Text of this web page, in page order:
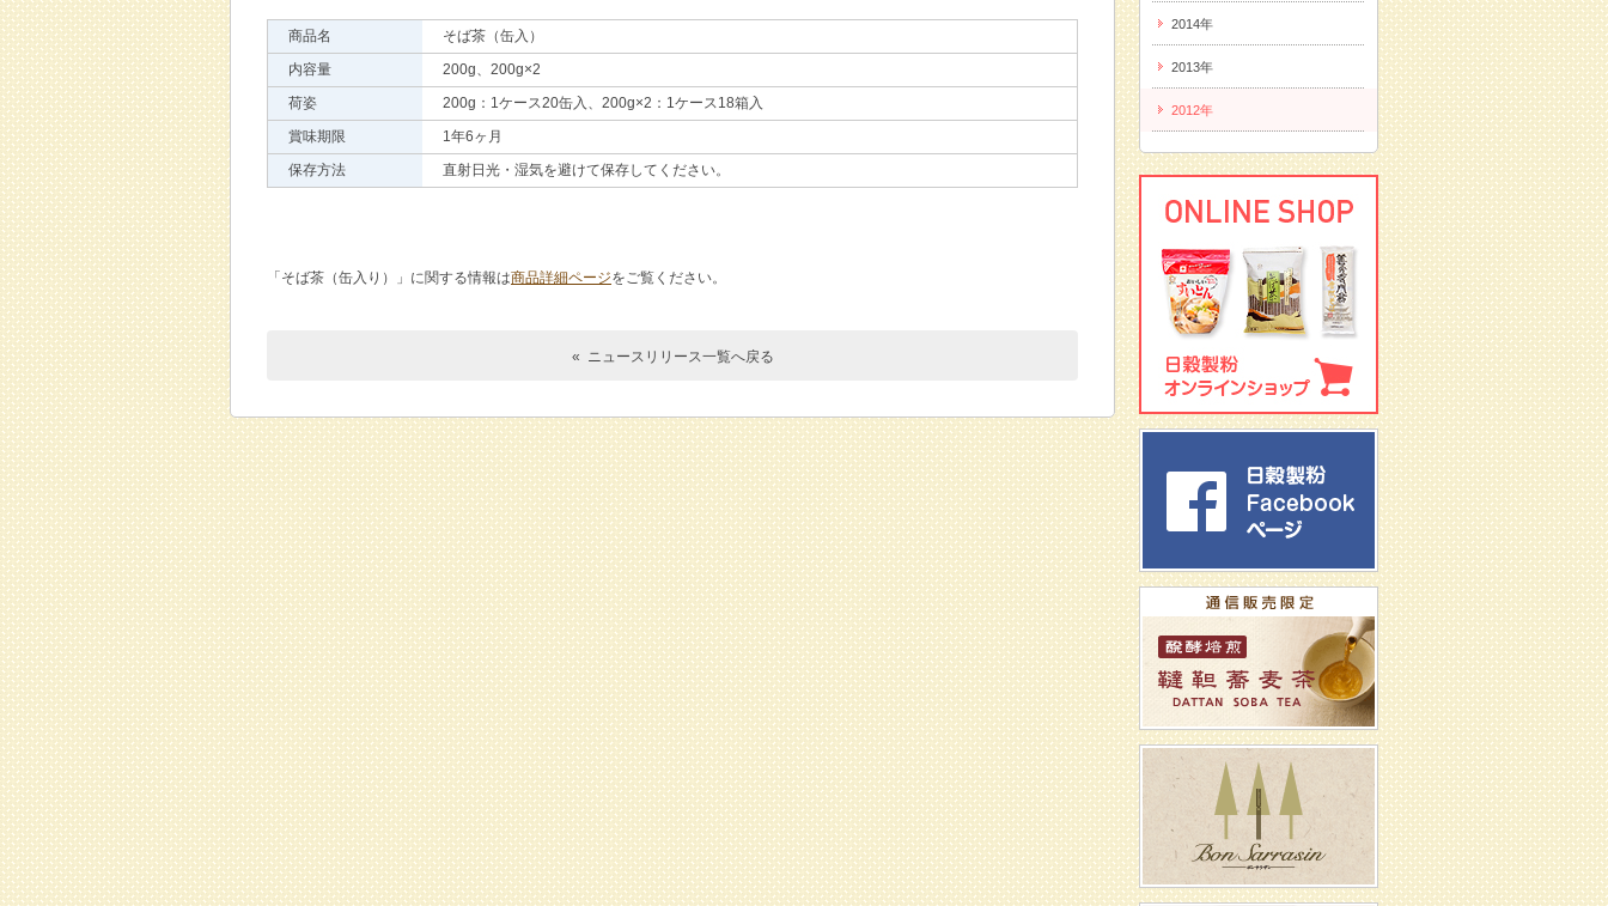
商品名
そば茶（缶入）
内容量
200g、200g×2
荷姿
200g：1ケース20缶入、200g×2：1ケース18箱入
賞味期限
1年6ヶ月
保存方法
直射日光・湿気を避けて保存してください。
「そば茶（缶入り）」に関する情報は商品詳細ページをご覧ください。
« ニュースリリース一覧へ戻る
2014年
2013年
2012年